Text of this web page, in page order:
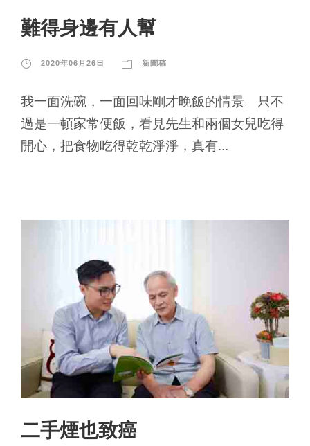
難得身邊有人幫
2020年06月26日 新聞稿
我一面洗碗，一面回味剛才晚飯的情景。只不
過是一頓家常便飯，看見先生和兩個女兒吃得
開心，把食物吃得乾乾淨淨，真有...
二手煙也致癌